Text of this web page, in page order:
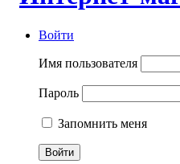
Войти
Имя пользователя
Пароль
Запомнить меня